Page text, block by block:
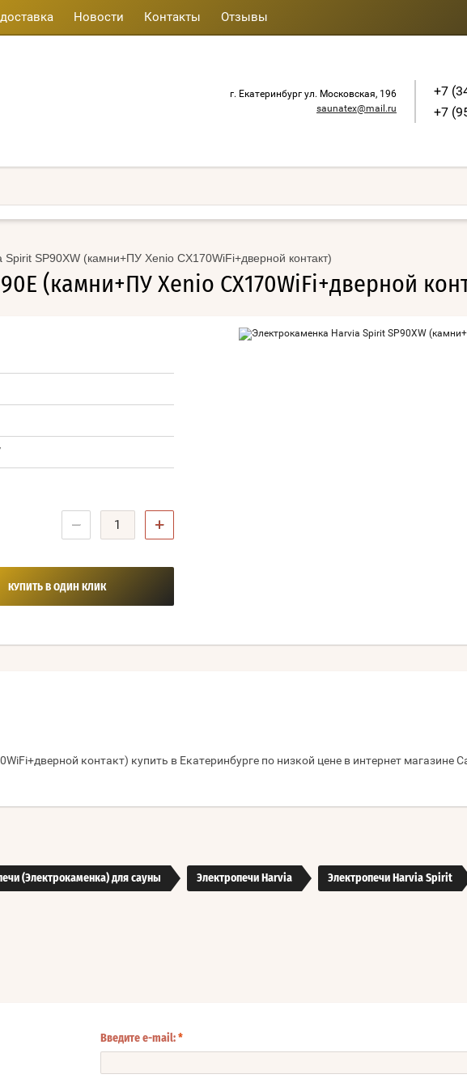
Новости Контакты Отзывы
г. Екатеринбург ул. Московская, 196
saunatex@mail.ru
+7
+7
Spirit SP90XW (камни+ПУ Xenio CX170WiFi+дверной контакт)
(камни+ПУ Xenio CX170WiFi+дверной
− +
КУПИТЬ В ОДИН КЛИК
контакт) купить в Екатеринбурге по низкой цене в интернет магазине
(Электрокаменка) для сауны Электропечи Harvia Электропечи Harvia Spirit
Введите e-mail: *